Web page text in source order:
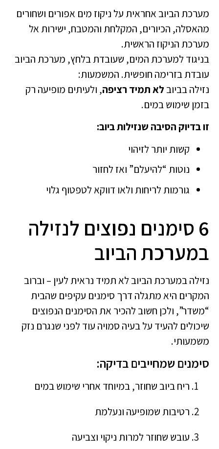
מערכת הביוב אחראית על ניקוז מים אפורים ושחורים
מהאסלה, הכיורים, המקלחת והמטבח, ישירות אל
מערכת הניקוז הראשית.
בניגוד למערכת המים, שעובדת בלחץ, מערכת הביוב
עובדת בזרימה חופשית. המשמעות:
נזילה בביוב לא תמיד רציפה, ולעיתים מופיעה רק
בזמן שימוש במים.
זו בדיוק הסיבה שנזילות ביוב:
קשות יותר לזיהוי
נוטות “להיעלם” ואז לחזור
גורמות לריחות ולאו דווקא לטפטוף גלוי
6 סימנים נפוצים לנזילה
במערכת הביוב
נזילה במערכת הביוב לא תמיד נראית לעין – וברוב
המקרים היא מתגלה דרך סימנים עקיפים שהבית
“משדר”, ולכן חשוב להכיר את הסימנים הנפוצים
שיכולים להעיד על בעיה סמויה עוד לפני שנגרם נזק
משמעותי.
סימנים שמחייבים בדיקה:
ריח ביוב שחוזר, במיוחד אחרי שימוש במים
רטיבות שמופיעה ונעלמת
עובש שחוזר למרות ניקוי וצביעה